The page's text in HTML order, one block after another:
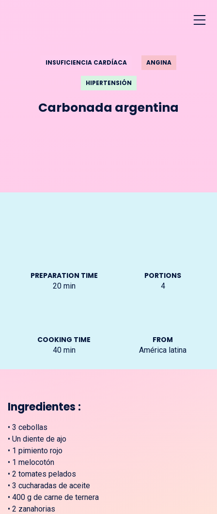
INSUFICIENCIA CARDÍACA ANGINA
HIPERTENSIÓN
Carbonada argentina
PREPARATION TIME
20 min
COOKING TIME
40 min
PORTIONS
4
FROM
América latina
Ingredientes :
• 3 cebollas
• Un diente de ajo
• 1 pimiento rojo
• 1 melocotón
• 2 tomates pelados
• 3 cucharadas de aceite
• 400 g de carne de ternera
• 2 zanahorias